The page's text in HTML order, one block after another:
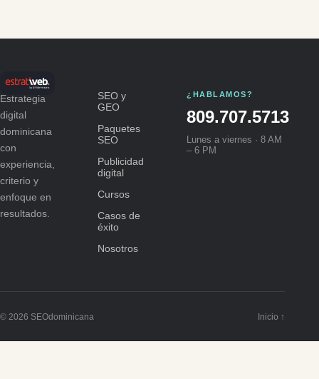
Estrategia
digital
dominicana
con
experiencia,
criterio y
enfoque en
resultados.
SEO y
GEO
Paquetes
SEO
Publicidad
digital
Cursos
Casos de
éxito
Nosotros
¿HABLAMOS?
809.707.5713
Lunes a viernes · 8 AM
– 6 PM
© 2026 SEOdominicana Inicio ↑